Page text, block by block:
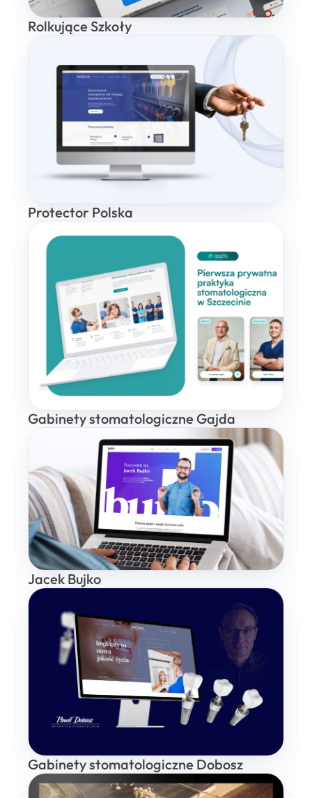
Rolkujące Szkoły
Protector Polska
Gabinety stomatologiczne Gajda
Jacek Bujko
Gabinety stomatologiczne Dobosz